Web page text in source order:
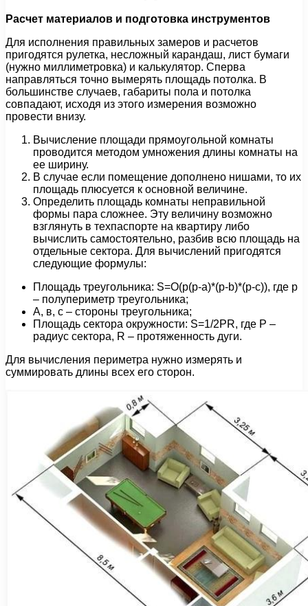
Расчет материалов и подготовка инструментов
Для исполнения правильных замеров и расчетов
пригодятся рулетка, несложный карандаш, лист бумаги
(нужно миллиметровка) и калькулятор. Сперва
направляться точно вымерять площадь потолка. В
большинстве случаев, габариты пола и потолка
совпадают, исходя из этого измерения возможно
провести внизу.
Вычисление площади прямоугольной комнаты
проводится методом умножения длины комнаты на
ее ширину.
В случае если помещение дополнено нишами, то их
площадь плюсуется к основной величине.
Определить площадь комнаты неправильной
формы пара сложнее. Эту величину возможно
взглянуть в техпаспорте на квартиру либо
вычислить самостоятельно, разбив всю площадь на
отдельные сектора. Для вычислений пригодятся
следующие формулы:
Площадь треугольника: S=O(p(p-a)*(p-b)*(p-c)), где p
– полупериметр треугольника;
A, в, с – стороны треугольника;
Площадь сектора окружности: S=1/2PR, где Р –
радиус сектора, R – протяженность дуги.
Для вычисления периметра нужно измерять и
суммировать длины всех его сторон.